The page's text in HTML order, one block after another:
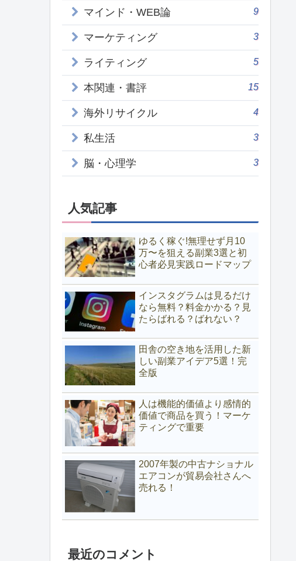
マインド・WEB論 9
マーケティング 3
ライティング 5
本関連・書評 15
海外リサイクル 4
私生活 3
脳・心理学 3
人気記事
ゆるく稼ぐ!無理せず月10
万〜を狙える副業3選と初
心者必見実践ロードマップ
インスタグラムは見るだけ
なら無料？料金かかる？見
たらばれる？ばれない？
田舎の空き地を活用した新
しい副業アイデア5選！完
全版
人は機能的価値より感情的
価値で商品を買う！マーケ
ティングで重要
2007年製の中古ナショナル
エアコンが貿易会社さんへ
売れる！
最近のコメント